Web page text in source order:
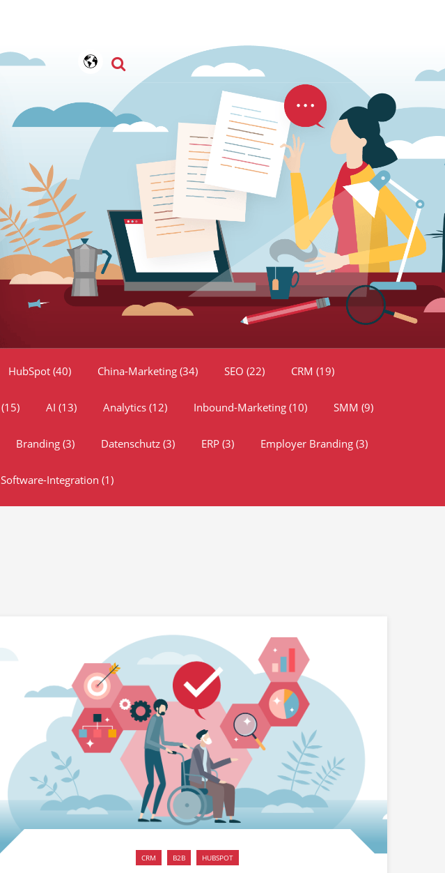
HubSpot (40) China-Marketing (34) SEO (22) CRM (19)
(15) AI (13) Analytics (12) Inbound-Marketing (10) SMM (9)
Branding (3) Datenschutz (3) ERP (3) Employer Branding (3)
Software-Integration (1)
CRM B2B HUBSPOT